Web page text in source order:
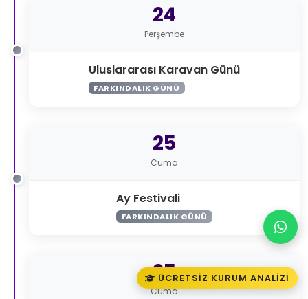
24
Perşembe
Uluslararası Karavan Günü
FARKINDALIK GÜNÜ
25
Cuma
Ay Festivali
FARKINDALIK GÜNÜ
25
Cuma
ÜCRETSIZ KURUM ANALIZI